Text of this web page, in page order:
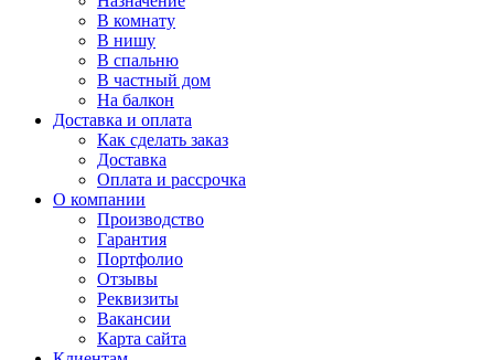
В комнату
В нишу
В спальню
В частный дом
На балкон
Доставка и оплата
Как сделать заказ
Доставка
Оплата и рассрочка
О компании
Производство
Гарантия
Портфолио
Отзывы
Реквизиты
Вакансии
Карта сайта